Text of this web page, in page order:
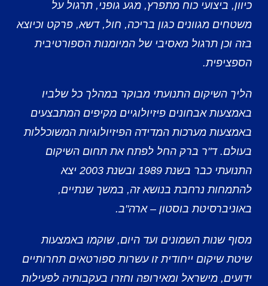
כיוון, ביצועי כוח מתפרץ, מגע גופני, תרגול על
משטחים מגוונים כגון בריכה, חול, דשא, פרקט וכיוצא
בזה וכן תרגול מאסיבי של המיומנות הספורטיבית
הספציפית.
הליך השיקום התנועתי מבוקר במהלך כל שלביו
באמצעות אבחונים פיזיולוגיים מקיפים המתבצעים
באמצעות מערכות המדידה הפיזיולוגיות המשוכללות
בעולם. ד"ר ברק החל לפתח את תחום השיקום
התנועתי כבר בשנת 1989 ובשנת 2003 יצא
להתמחות נרחבת בנושא זה, במשך שנתיים,
באוניברסיטת בוסטון – ארה"ב.
מסוף שנות השמונים ועד היום, שוקמו באמצעות
שיטת שיקום ייחודית זו עשרות ספורטאים תחרותיים
ידועים, מישראל ומאירופה וחזרו בעקבותיה לפעילות